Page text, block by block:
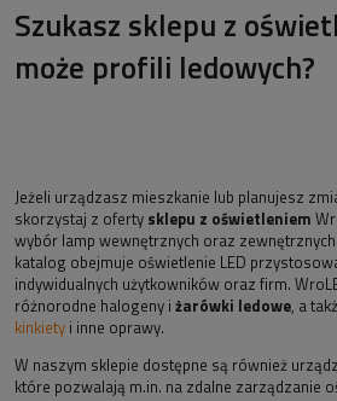
Szukasz sklepu z
może profili ledowych?
Jeżeli urządzasz mieszkanie lub planujesz
skorzystaj z oferty sklepu z oświetleniem
wybór lamp wewnętrznych oraz
katalog obejmuje oświetlenie LED
indywidualnych użytkowników oraz firm.
różnorodne halogeny i żarówki ledowe, a
kinkiety i inne oprawy.
W naszym sklepie dostępne są również
które pozwalają m.in. na zdalne zarządzanie